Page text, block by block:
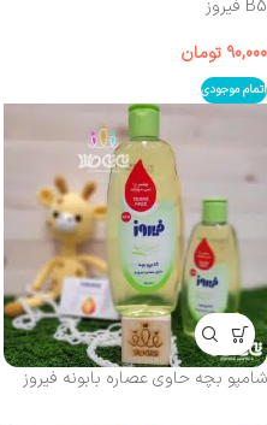
B5 فیروز
90,000 تومان
اتمام موجودی
شامپو بچه حاوی عصاره بابونه فیروز